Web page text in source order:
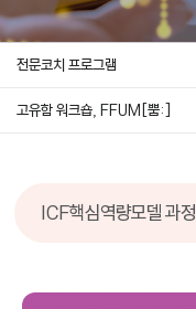
전문코치 프로그램
고유함 워크숍, FFUM[뿜:]
ICF핵심역량모델 과정